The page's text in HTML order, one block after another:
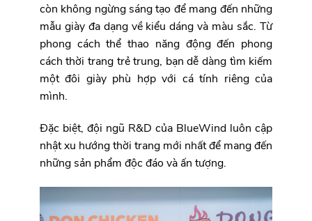
còn không ngừng sáng tạo để mang đến những
mẫu giày đa dạng về kiểu dáng và màu sắc. Từ
phong cách thể thao năng động đến phong
cách thời trang trẻ trung, bạn dễ dàng tìm kiếm
một đôi giày phù hợp với cá tính riêng của
mình.
Đặc biệt, đội ngũ R&D của BlueWind luôn cập
nhật xu hướng thời trang mới nhất để mang đến
những sản phẩm độc đáo và ấn tượng.